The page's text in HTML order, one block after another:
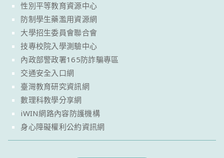
性別平等教育資源中心
防制學生藥濫用資源網
大學招生委員會聯合會
技專校院入學測驗中心
內政部警政署165防詐騙專區
交通安全入口網
臺灣教育研究資訊網
數理科教學分享網
iWIN網路內容防護機構
身心障礙權利公約資訊網